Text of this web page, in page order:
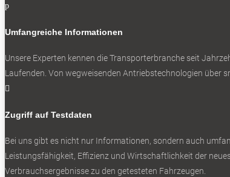
p
Umfangreiche Informationen
Unsere Experten kennen die Transporterbranche seit
Laufenden. Von wegweisenden Antriebstechnologien über

Zugriff auf Testdaten
Bei uns gibt es nicht nur Informationen, sondern auch
Leistungsfähigkeit, Effizienz und Wirtschaftlichkeit der
Verbrauchsergebnisse zu den getesteten Fahrzeugen.